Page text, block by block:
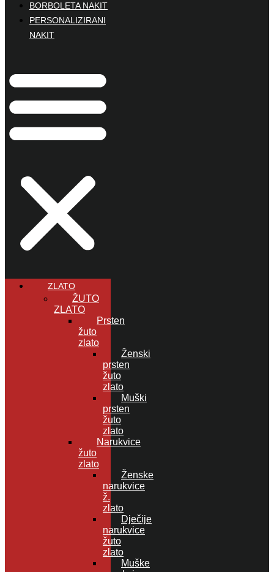
BORBOLETA NAKIT
PERSONALIZIRANI
NAKIT
ZLATO
ŽUTO
ZLATO
Prsten
žuto
zlato
Ženski
prsten
žuto
zlato
Muški
prsten
žuto
zlato
Narukvice
žuto
zlato
Ženske
narukvice
ž.
zlato
Dječije
narukvice
žuto
zlato
Muške